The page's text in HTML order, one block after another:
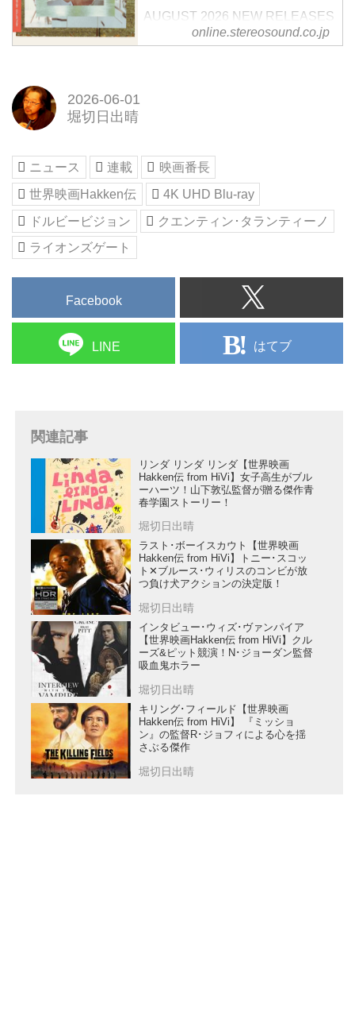
種コラムや連載などオーディオ・
ビジュアルに関する情報が盛りだ
くさん。オーディオ・ビジュアル
AUGUST 2026 NEW RELEASES
- THE CRITERION COLLECTION
ODESSA（1994）and ECLIPSE
SERIES 49: FIVE
RADICALDOCUME...
online.stereosound.co.jp
2026-06-01
堀切日出晴
ニュース 連載
映画番長
世界映画Hakken伝
4K UHD Blu-ray
ドルビービジョン
クエンティン･タランティーノ
ライオンズゲート
Facebook
LINE はてブ
関連記事
リンダ リンダ リンダ【世界映画
Hakken伝 from HiVi】女子高生がブル
ーハーツ！山下敦弘監督が贈る傑作青
春学園ストーリー！
堀切日出晴
ラスト･ボーイスカウト【世界映画
Hakken伝 from HiVi】トニー･スコッ
ト✕ブルース･ウィリスのコンビが放
つ負け犬アクションの決定版！
堀切日出晴
インタビュー･ウィズ･ヴァンパイア
【世界映画Hakken伝 from HiVi】クル
ーズ&ピット競演！N･ジョーダン監督
吸血鬼ホラー
堀切日出晴
キリング･フィールド【世界映画
Hakken伝 from HiVi】 『ミッショ
ン』の監督R･ジョフィによる心を揺
さぶる傑作
堀切日出晴